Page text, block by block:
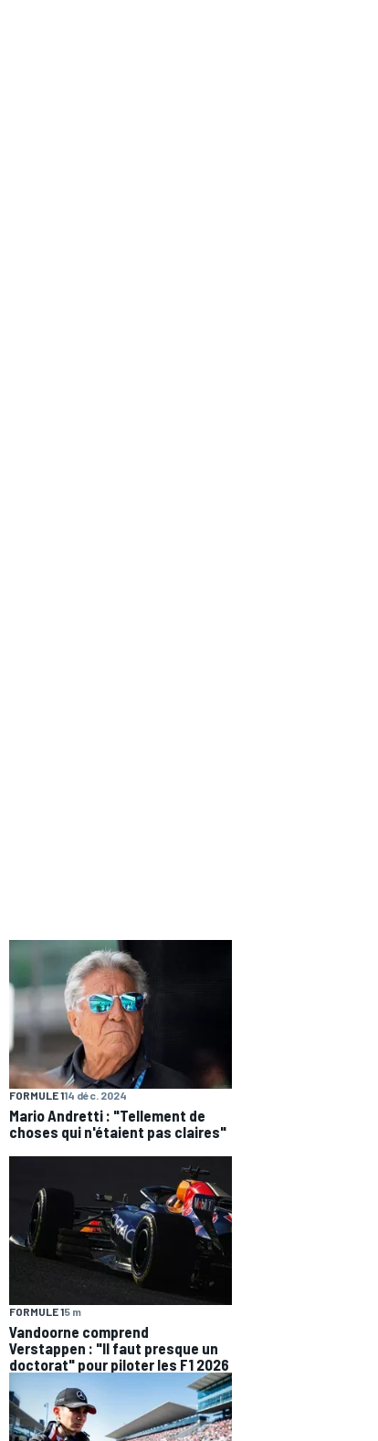
FORMULE 114 déc. 2024
Mario Andretti : "Tellement de
choses qui n'étaient pas claires"
FORMULE 15 m
Vandoorne comprend
Verstappen : "Il faut presque un
doctorat" pour piloter les F1 2026